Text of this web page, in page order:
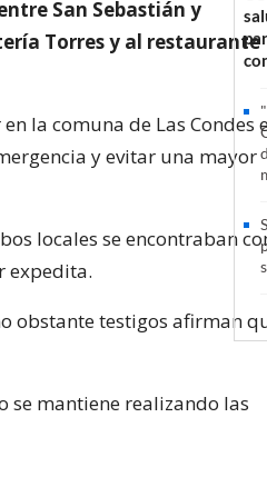
San Sebastián y
Torres y al restaurante
la comuna de Las Condes
y evitar una mayor
locales se encontraban
expedita.
obstante testigos afirman
se mantiene realizando las